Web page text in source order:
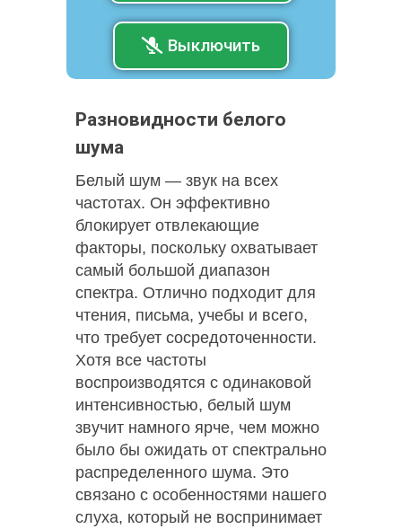
Выключить
Разновидности белого
шума
Белый шум — звук на всех
частотах. Он эффективно
блокирует отвлекающие
факторы, поскольку охватывает
самый большой диапазон
спектра. Отлично подходит для
чтения, письма, учебы и всего,
что требует сосредоточенности.
Хотя все частоты
воспроизводятся с одинаковой
интенсивностью, белый шум
звучит намного ярче, чем можно
было бы ожидать от спектрально
распределенного шума. Это
связано с особенностями нашего
слуха, который не воспринимает